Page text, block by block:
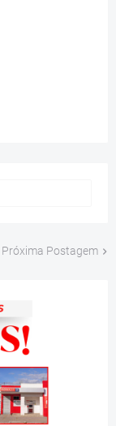
Próxima Postagem